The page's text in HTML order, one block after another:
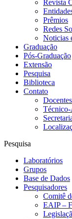
Revista
Prêmios
Redes
Noticias
Graduação
Pós-Graduação
Extensão
Pesquisa
Biblioteca
Contato
Pesquisa
Laboratórios
Grupos
Base de Dados
Pesquisadores
Comitê
EAIP –